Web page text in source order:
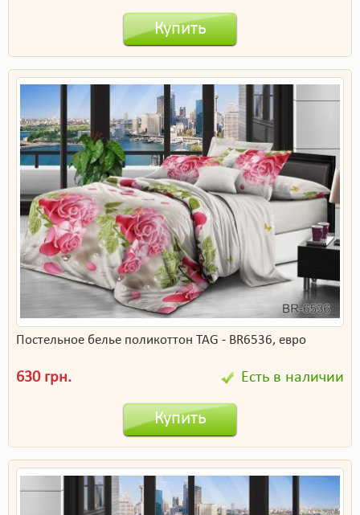
Купить
Постельное белье поликоттон TAG - BR6536, евро
630 грн. Есть в наличии
Купить